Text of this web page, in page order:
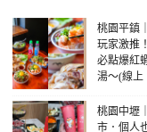
桃園平鎮
玩家激推
必點爆紅
湯～(線上
桃園中壢
市．個人